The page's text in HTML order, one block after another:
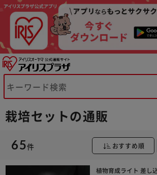
栽培セットの通販
65件 おすすめ順
植物育成ライト 差